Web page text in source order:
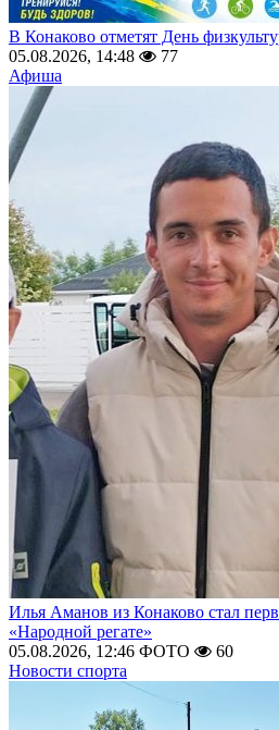
В Конаково отметят День
05.08.2026, 14:48
77
Афиша
Илья Аманов из Конаково стал
«Народной регате»
05.08.2026, 12:46 ФОТО
60
Новости спорта